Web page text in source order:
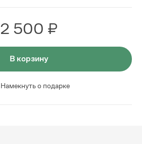
2 500 ₽
В корзину
Намекнуть о подарке